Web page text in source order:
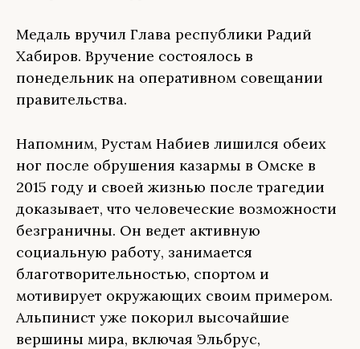
Медаль вручил Глава республики Радий
Хабиров. Вручение состоялось в
понедельник на оперативном совещании
правительства.
Напомним, Рустам Набиев лишился обеих
ног после обрушения казармы в Омске в
2015 году и своей жизнью после трагедии
доказывает, что человеческие возможности
безграничны. Он ведет активную
социальную работу, занимается
благотворительностью, спортом и
мотивирует окружающих своим примером.
Альпинист уже покорил высочайшие
вершины мира, включая Эльбрус,